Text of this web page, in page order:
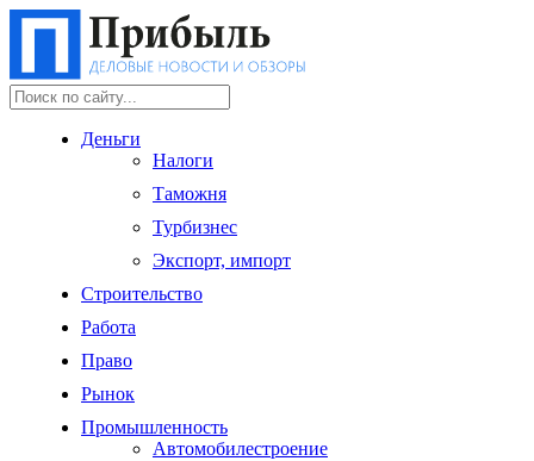
Деньги
Налоги
Таможня
Турбизнес
Экспорт, импорт
Строительство
Работа
Право
Рынок
Промышленность
Автомобилестроение